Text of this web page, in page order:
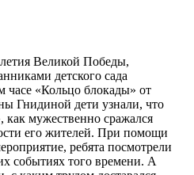
Великой Победы,
детского сада
часе «Кольцо блокады» от
Гнидиной дети узнали, что
как мужественно сражался
его жителей. При помощи
ребята посмотрели
событиях того времени. А